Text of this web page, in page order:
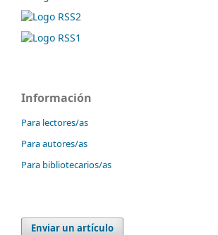
Información
Para lectores/as
Para autores/as
Para bibliotecarios/as
Enviar un artículo